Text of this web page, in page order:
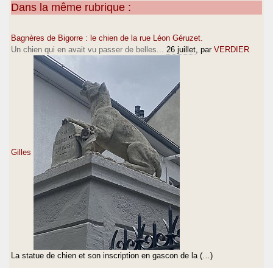
Dans la même rubrique :
Bagnères de Bigorre : le chien de la rue Léon Géruzet.
Un chien qui en avait vu passer de belles...
26 juillet , par VERDIER
Gilles
La statue de chien et son inscription en gascon de la (…)